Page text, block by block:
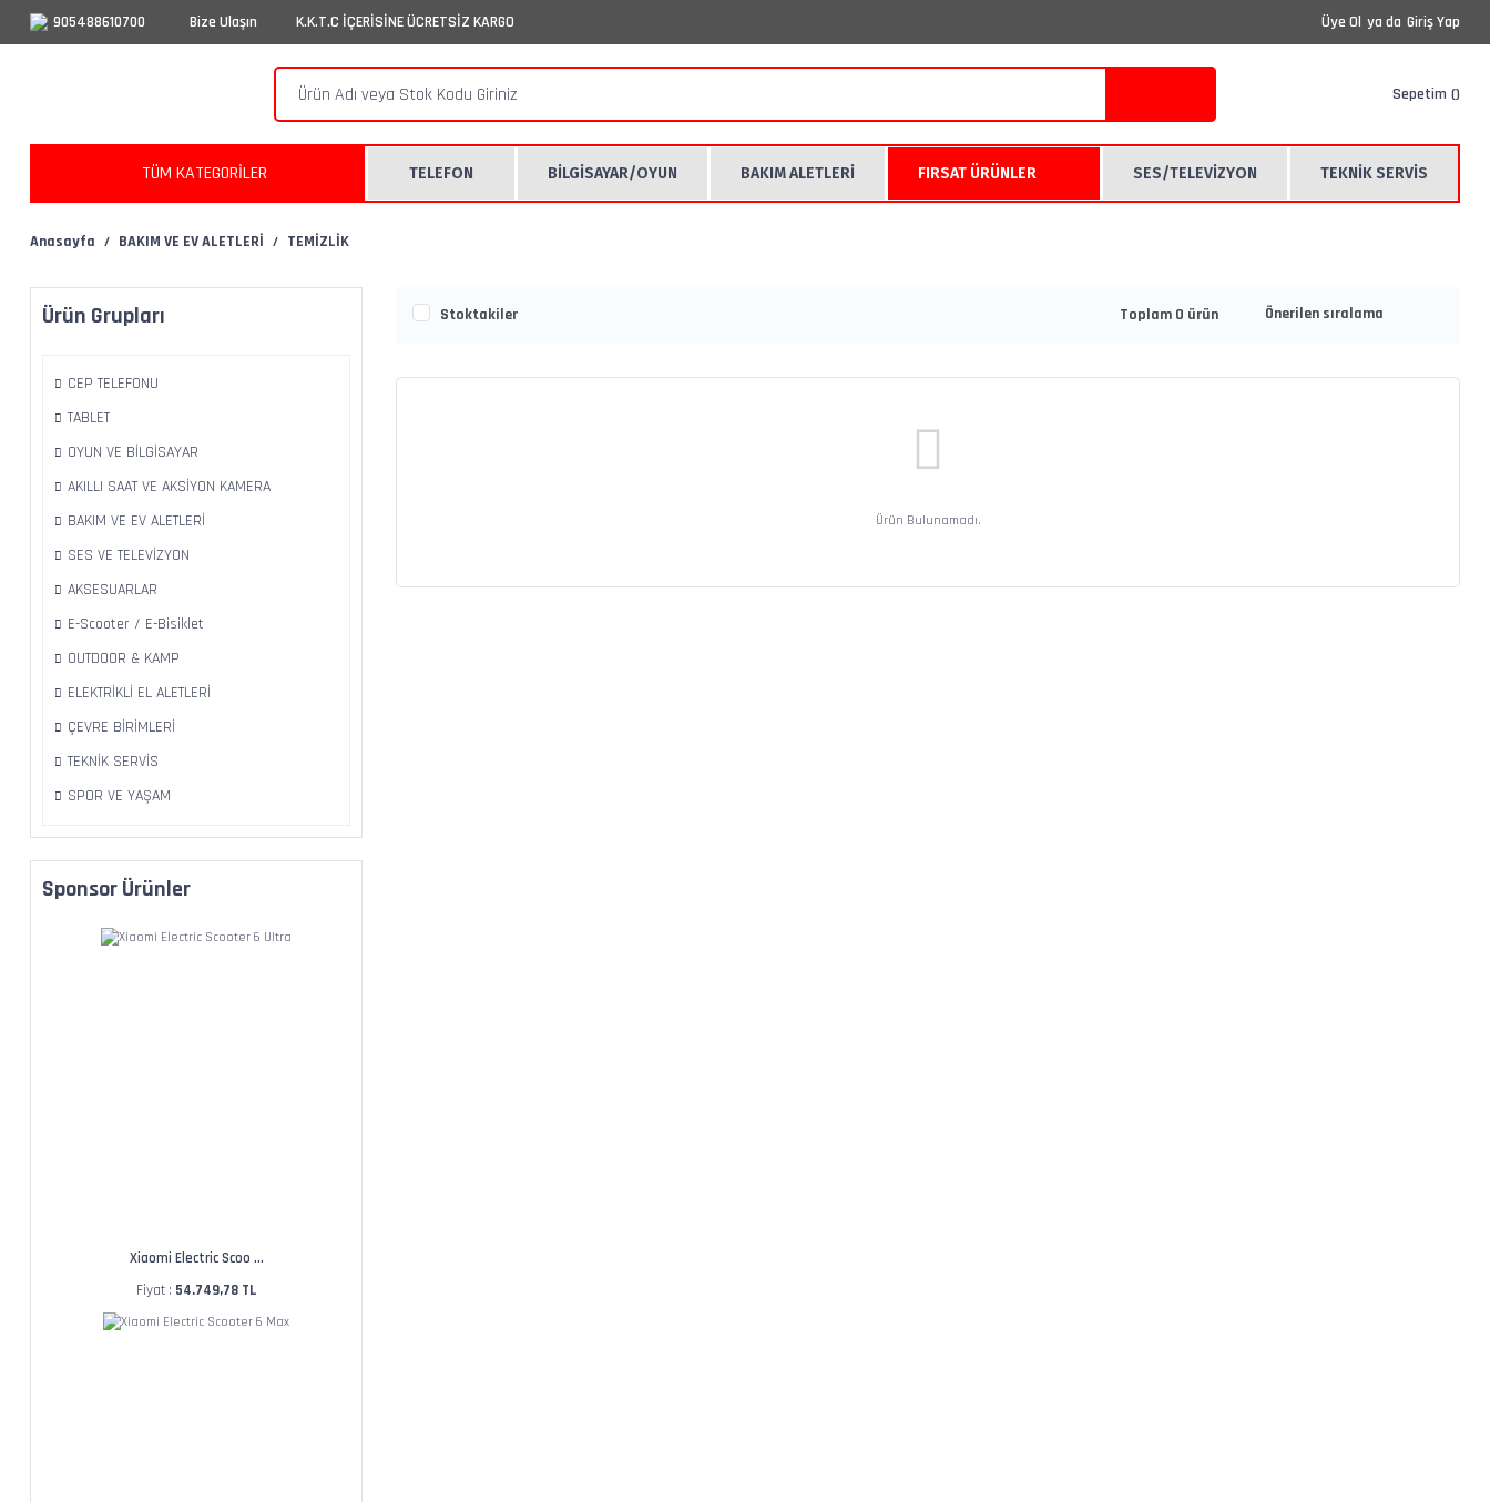
905488610700 Bize Ulaşın K.K.T.C İÇERİSİNE ÜCRETSİZ KARGO Üye Ol ya da Giriş Yap
Sepetim
TÜM KATEGORİLER TELEFON BİLGİSAYAR/OYUN BAKIM ALETLERİ FIRSAT ÜRÜNLER SES/TELEVİZYON TEKNİK SERVİS
Anasayfa BAKIM VE EV ALETLERİ TEMİZLİK
Ürün Grupları
CEP TELEFONU
TABLET
OYUN VE BİLGİSAYAR
AKILLI SAAT VE AKSİYON KAMERA
BAKIM VE EV ALETLERİ
SES VE TELEVİZYON
AKSESUARLAR
E-Scooter / E-Bisiklet
OUTDOOR & KAMP
ELEKTRİKLİ EL ALETLERİ
ÇEVRE BİRİMLERİ
TEKNİK SERVİS
SPOR VE YAŞAM
Sponsor Ürünler
Xiaomi Electric Scoo ...
Fiyat : 54.749,78 TL
Stoktakiler Toplam 0 ürün
Ürün Bulunamadı.